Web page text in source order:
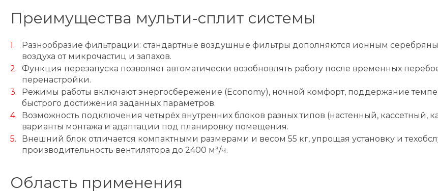
Преимущества мульти-сплит системы
Разнообразие фильтрации: стандартные воздушные фильтры дополняются ионным
воздуха от микрочастиц и запахов.
Функция перезапуска позволяет автоматически возобновлять работу после временных
перенастройки.
Режимы работы включают энергосбережение (Economy), ночной комфорт, поддержание
быстрого достижения заданных параметров.
Возможность подключения четырёх внутренних блоков разных типов (настенный,
варианты монтажа и адаптации под планировку помещения.
Внешний блок отличается компактными размерами и весом 55 кг, упрощая установку и
производительность вентилятора до 2400 м³/ч.
Область применения